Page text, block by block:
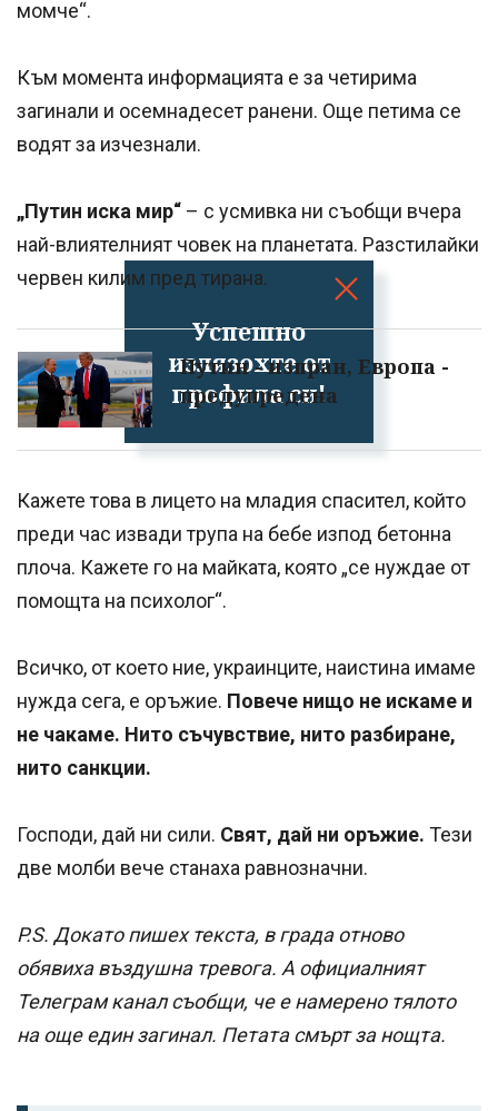
Успешно
излязохте от
профила си!
момче“.
Към момента информацията е за четирима
загинали и осемнадесет ранени. Още петима се
водят за изчезнали.
„Путин иска мир“ – с усмивка ни съобщи вчера
най-влиятелният човек на планетата. Разстилайки
червен килим пред тирана.
Путин - изпран, Европа -
предупредена
Кажете това в лицето на младия спасител, който
преди час извади трупа на бебе изпод бетонна
плоча. Кажете го на майката, която „се нуждае от
помощта на психолог“.
Всичко, от което ние, украинците, наистина имаме
нужда сега, е оръжие. Повече нищо не искаме и
не чакаме. Нито съчувствие, нито разбиране,
нито санкции.
Господи, дай ни сили. Свят, дай ни оръжие. Тези
две молби вече станаха равнозначни.
P.S. Докато пишех текста, в града отново
обявиха въздушна тревога. А официалният
Телеграм канал съобщи, че е намерено тялото
на още един загинал. Петата смърт за нощта.